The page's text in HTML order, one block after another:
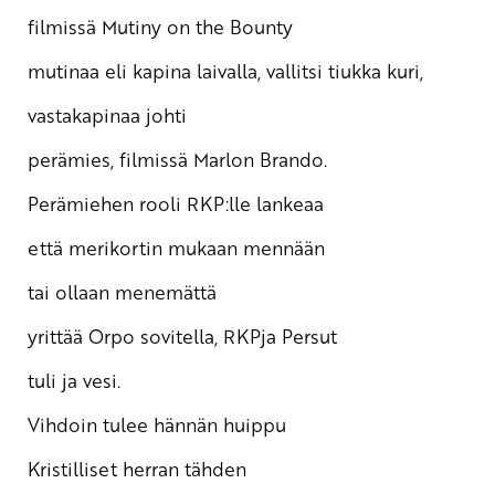
filmissä Mutiny on the Bounty
mutinaa eli kapina laivalla, vallitsi tiukka kuri,
vastakapinaa johti
perämies, filmissä Marlon Brando.
Perämiehen rooli RKP:lle lankeaa
että merikortin mukaan mennään
tai ollaan menemättä
yrittää Orpo sovitella, RKPja Persut
tuli ja vesi.
Vihdoin tulee hännän huippu
Kristilliset herran tähden